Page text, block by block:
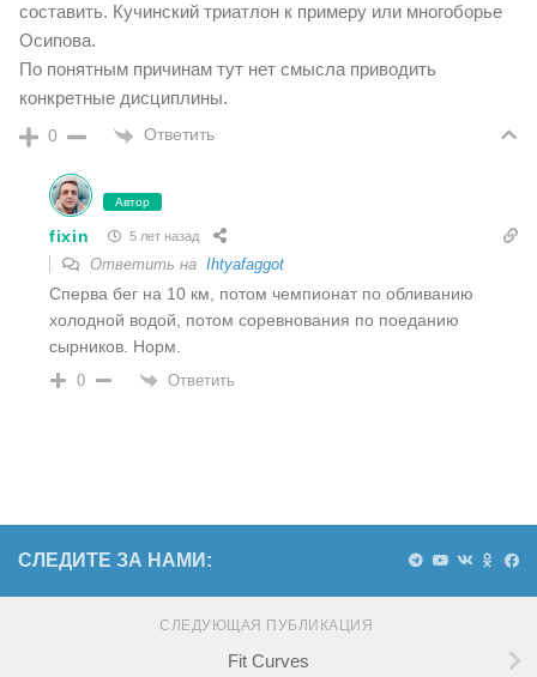
составить. Кучинский триатлон к примеру или многоборье
Осипова.
По понятным причинам тут нет смысла приводить
конкретные дисциплины.
0 Ответить
Автор
fixin 5 лет назад
Ответить на Ihtyafaggot
Сперва бег на 10 км, потом чемпионат по обливанию
холодной водой, потом соревнования по поеданию
сырников. Норм.
0 Ответить
СЛЕДИТЕ ЗА НАМИ:
СЛЕДУЮЩАЯ ПУБЛИКАЦИЯ
Fit Curves